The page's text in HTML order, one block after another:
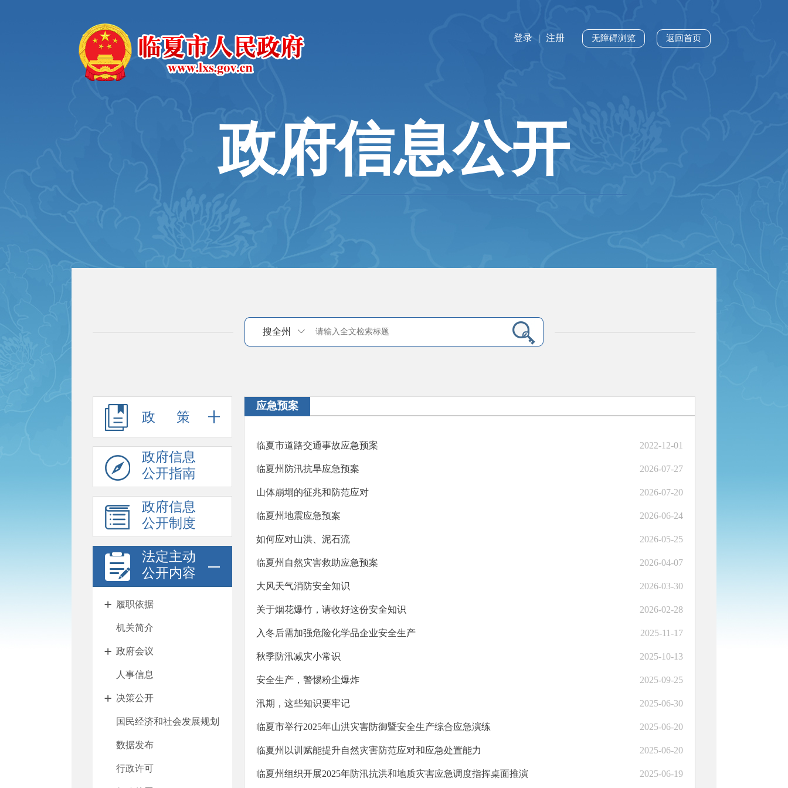
返回首页
无障碍浏览
登录 | 注册
政府信息公开
搜全州
政 策
政府信息
公开指南
政府信息
公开制度
法定主动
公开内容
履职依据
机关简介
政府会议
人事信息
决策公开
国民经济和社会发展规划
数据发布
行政许可
应急预案
临夏市道路交通事故应急预案 2022-12-01
临夏州防汛抗旱应急预案 2026-07-27
山体崩塌的征兆和防范应对 2026-07-20
临夏州地震应急预案 2026-06-24
如何应对山洪、泥石流 2026-05-25
临夏州自然灾害救助应急预案 2026-04-07
大风天气消防安全知识 2026-03-30
关于烟花爆竹，请收好这份安全知识 2026-02-28
入冬后需加强危险化学品企业安全生产 2025-11-17
秋季防汛减灾小常识 2025-10-13
安全生产，警惕粉尘爆炸 2025-09-25
汛期，这些知识要牢记 2025-06-30
临夏市举行2025年山洪灾害防御暨安全生产综合应急演练 2025-06-20
临夏州以训赋能提升自然灾害防范应对和应急处置能力 2025-06-20
临夏州组织开展2025年防汛抗洪和地质灾害应急调度指挥桌面推演 2025-06-19